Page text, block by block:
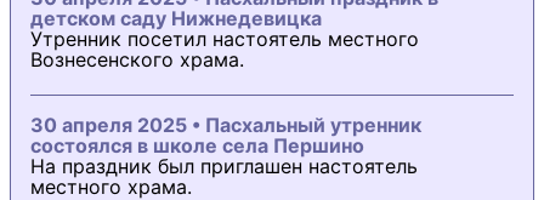
детском саду Нижнедевицка
Утренник посетил настоятель местного
Вознесенского храма.
30 апреля 2025 • Пасхальный утренник
состоялся в школе села Першино
На праздник был приглашен настоятель
местного храма.